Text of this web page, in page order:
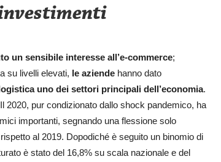
un sensibile interesse all’e-commerce;
su livelli elevati, le aziende hanno dato
uno dei settori principali dell’economia.
2020, pur condizionato dallo shock pandemico, ha
importanti, segnando una flessione solo
al 2019. Dopodiché è seguito un binomio di
è stato del 16,8% su scala nazionale e del